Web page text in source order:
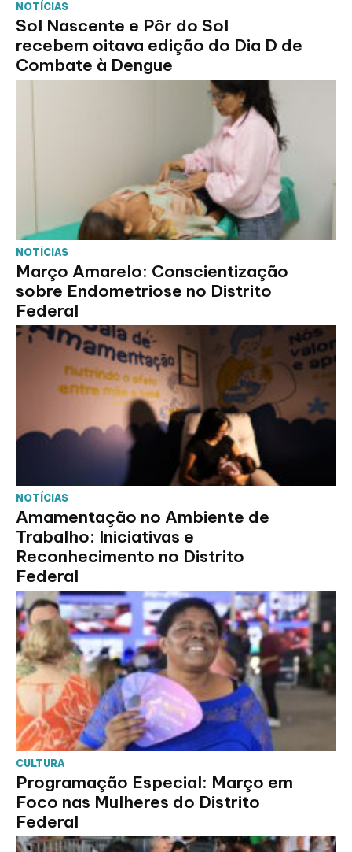
NOTÍCIAS
Sol Nascente e Pôr do Sol
recebem oitava edição do Dia D de
Combate à Dengue
NOTÍCIAS
Março Amarelo: Conscientização
sobre Endometriose no Distrito
Federal
NOTÍCIAS
Amamentação no Ambiente de
Trabalho: Iniciativas e
Reconhecimento no Distrito
Federal
CULTURA
Programação Especial: Março em
Foco nas Mulheres do Distrito
Federal